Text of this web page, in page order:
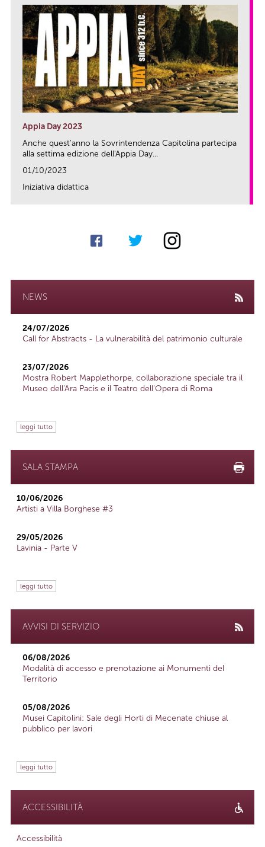
Appia Day 2023
Anche quest'anno la Sovrintendenza Capitolina partecipa
alla settima edizione dell'Appia Day...
01/10/2023
Iniziativa didattica
NEWS
24/07/2026
Call for Abstracts - La vulnerabilità del patrimonio culturale
23/07/2026
Mostra Robert Mapplethorpe, collaborazione speciale tra il
Museo dell'Ara Pacis e il Teatro dell'Opera di Roma
leggi tutto
SALA STAMPA
10/06/2026
Artisti a Villa Borghese #3
29/05/2026
Lavinia - Parte V
leggi tutto
AVVISI DI SERVIZIO
06/08/2026
Modalità di accesso e prenotazione ai Monumenti del
Territorio
05/08/2026
Musei Capitolini: Sale degli Horti di Mecenate chiuse al
pubblico per lavori
leggi tutto
ACCESSIBILITÀ
Accessibilità